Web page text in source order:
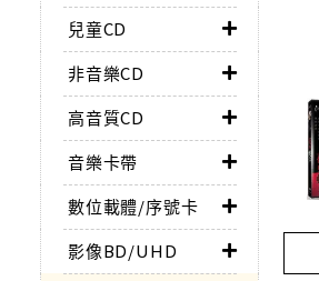
兒童CD
非音樂CD
高音質CD
音樂卡帶
數位載體/序號卡
影像BD/UHD